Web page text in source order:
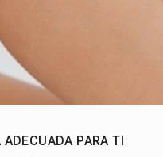
PARA TI